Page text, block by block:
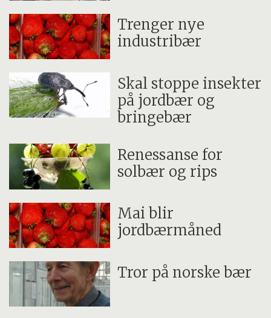
innfrysningsanlegg (Valldal grønt) og fra
konservesindustrien (Lerum, Findus,
Stabburet, Røra og Tine). En
doktorgradsstudent har vært tilknyttet
prosjektet, og har utført arbeid både ved
Bioforsk og Nofima.
Prosjektet ble finansiert av Norges
forskningsråd, Fondet for forskningsavgift
på landbruksprodukter (FFA) og over
Jordbruksavtalen (JA). Prosjektperioden var i
utgangspunktet fire år, og ble utvidet med
ett femte år i 2013.
Trenger nye
industribær
Skal stoppe insekter
på jordbær og
bringebær
Renessanse for
solbær og rips
Mai blir
jordbærmåned
Tror på norske bær